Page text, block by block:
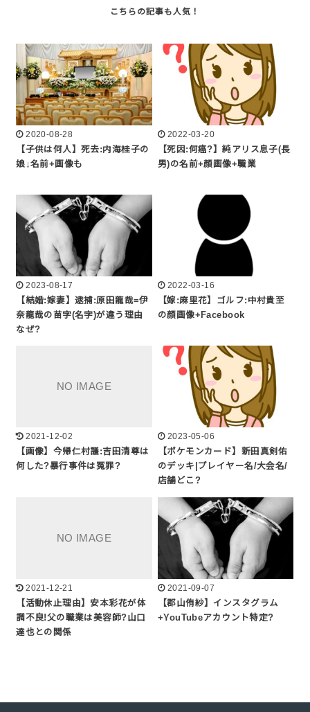
2020-08-28
【子供は何人】死去:内海桂子の
娘↓名前+画像も
2022-03-20
【死因:何癌?】純アリス息子(長
男)の名前+顔画像+職業
2023-08-17
【結婚:嫁妻】逮捕:原田龍哉=伊
奈龍哉の苗字(名字)が違う理由
なぜ?
2022-03-16
【嫁:麻里花】ゴルフ:中村貴至
の顔画像+Facebook
2021-12-02
【画像】今帰仁村議:吉田清尊は
何した?暴行事件は冤罪?
2023-05-06
【ポケモンカード】新田真剣佑
のデッキ|プレイヤー名/大会名/
店舗どこ?
2021-12-21
【活動休止理由】安本彩花が体
調不良!父の職業は美容師?山口
達也との関係
2021-09-07
【郡山侑紗】インスタグラム
+YouTubeアカウント特定?